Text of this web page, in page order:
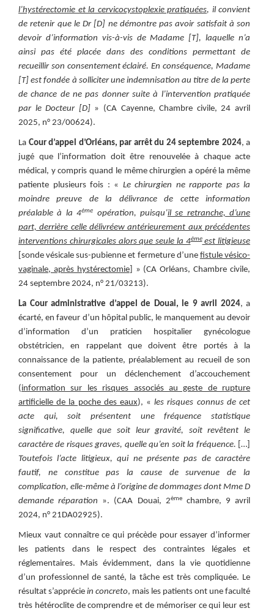
l’hystérectomie et la cervicocystoplexie pratiquées, il convient
de retenir que le Dr [D] ne démontre pas avoir satisfait à son
devoir d’information vis-à-vis de Madame [T], laquelle n’a
ainsi pas été placée dans des conditions permettant de
recueillir son consentement éclairé. En conséquence, Madame
[T] est fondée à solliciter une indemnisation au titre de la perte
de chance de ne pas donner suite à l’intervention pratiquée
par le Docteur [D] » (CA Cayenne, Chambre civile, 24 avril
2025, n° 23/00624).
La Cour d’appel d’Orléans, par arrêt du 24 septembre 2024, a
jugé que l’information doit être renouvelée à chaque acte
médical, y compris quand le même chirurgien a opéré la même
patiente plusieurs fois : « Le chirurgien ne rapporte pas la
moindre preuve de la délivrance de cette information
préalable à la 4ème opération, puisqu’il se retranche, d’une
part, derrière celle délivréew antérieurement aux précédentes
interventions chirurgicales alors que seule la 4èmeest litigieuse
[sonde vésicale sus-pubienne et fermeture d’une fistule vésico-
vaginale, après hystérectomie] » (CA Orléans, Chambre civile,
24 septembre 2024, n° 21/03213).
La Cour administrative d’appel de Douai, le 9 avril 2024, a
écarté, en faveur d’un hôpital public, le manquement au devoir
d’information d’un praticien hospitalier gynécologue
obstétricien, en rappelant que doivent être portés à la
connaissance de la patiente, préalablement au recueil de son
consentement pour un déclenchement d’accouchement
(information sur les risques associés au geste de rupture
artificielle de la poche des eaux), «les risques connus de cet
acte qui, soit présentent une fréquence statistique
significative, quelle que soit leur gravité, soit revêtent le
caractère de risques graves, quelle qu’en soit la fréquence. […]
Toutefois l’acte litigieux, qui ne présente pas de caractère
fautif, ne constitue pas la cause de survenue de la
complication, elle-même à l’origine de dommages dont Mme D
demande réparation ». (CAA Douai, 2èmechambre, 9 avril
2024, n° 21DA02925).
Mieux vaut connaître ce qui précède pour essayer d’informer
les patients dans le respect des contraintes légales et
réglementaires. Mais évidemment, dans la vie quotidienne
d’un professionnel de santé, la tâche est très compliquée. Le
résultat s’apprécie in concreto, mais les patients ont une faculté
très hétéroclite de comprendre et de mémoriser ce qui leur est